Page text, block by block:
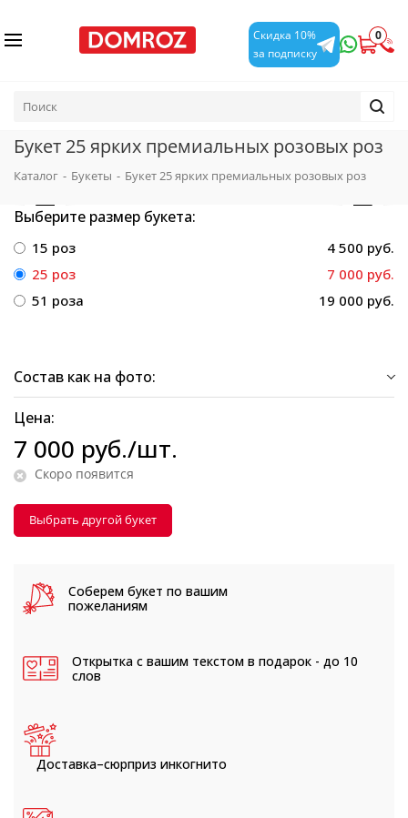
Скидка 10%
за подписку
0
Букет 25 ярких премиальных розовых роз
Каталог - Букеты - Букет 25 ярких премиальных розовых роз
Выберите размер букета:
15 роз
4 500 руб.
25 роз
7 000 руб.
51 роза
19 000 руб.
Состав как на фото:
Цена:
7 000 руб./шт.
Скоро появится
Выбрать другой букет
Соберем букет по вашим
пожеланиям
Открытка с вашим текстом в подарок - до 10
слов
Доставка–сюрприз инкогнито